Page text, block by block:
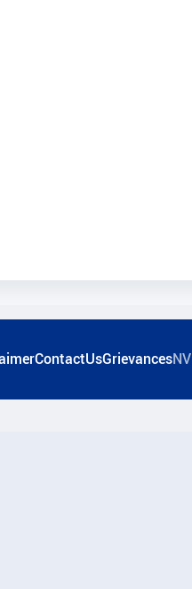
ContactUsGrievancesNV